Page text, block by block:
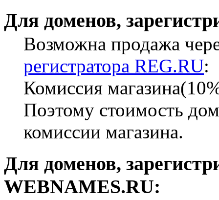
Для доменов,
Возможна продажа
регистратора REG.RU:
Комиссия
Поэтому стоимость
комиссии магазина.
Для доменов,
WEBNAMES.RU: